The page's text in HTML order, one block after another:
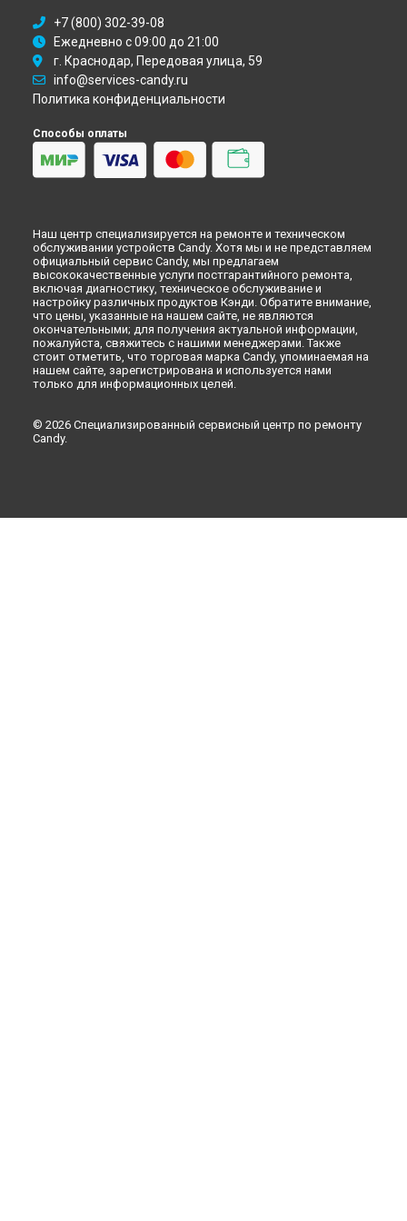
Новокузнецке
Ремонт варочной панели CVG 75SQGX Candy в
Ремонт варочной панели CVG 75SQGX Candy в
Ремонт варочной панели CVG 75SQGX Candy в
Челнах
+7 (800) 302-39-08
Ежедневно с 09:00 до 21:00
г. Краснодар, Передовая улица, 59
info@services-candy.ru
Политика конфиденциальности
Способы оплаты
Наш центр специализируется на ремонте и техническом
обслуживании устройств Candy. Хотя мы и не представляем
официальный сервис Candy, мы предлагаем
высококачественные услуги постгарантийного ремонта,
включая диагностику, техническое обслуживание и
настройку различных продуктов Кэнди. Обратите внимание,
что цены, указанные на нашем сайте, не являются
окончательными; для получения актуальной информации,
пожалуйста, свяжитесь с нашими менеджерами. Также
стоит отметить, что торговая марка Candy, упоминаемая на
нашем сайте, зарегистрирована и используется нами
только для информационных целей.
© 2026 Специализированный сервисный центр по ремонту
Candy.